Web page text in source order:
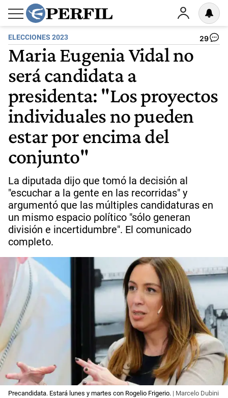
ELECCIONES 2023 29
Maria Eugenia Vidal no
será candidata a
presidenta: "Los proyectos
individuales no pueden
estar por encima del
conjunto"
La diputada dijo que tomó la decisión al
"escuchar a la gente en las recorridas" y
argumentó que las múltiples candidaturas en
un mismo espacio político "sólo generan
división e incertidumbre". El comunicado
completo.
Precandidata. Estará lunes y martes con Rogelio Frigerio. | Marcelo Dubini